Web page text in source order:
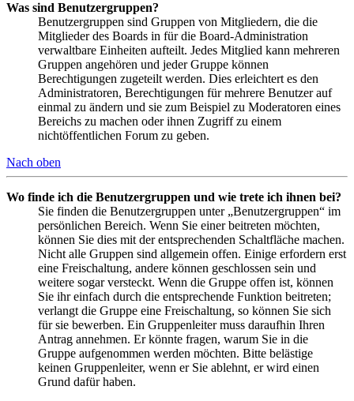
Was sind Benutzergruppen?
Benutzergruppen sind Gruppen von Mitgliedern, die die
Mitglieder des Boards in für die Board-Administration
verwaltbare Einheiten aufteilt. Jedes Mitglied kann mehreren
Gruppen angehören und jeder Gruppe können
Berechtigungen zugeteilt werden. Dies erleichtert es den
Administratoren, Berechtigungen für mehrere Benutzer auf
einmal zu ändern und sie zum Beispiel zu Moderatoren eines
Bereichs zu machen oder ihnen Zugriff zu einem
nichtöffentlichen Forum zu geben.
Nach oben
Wo finde ich die Benutzergruppen und wie trete ich ihnen bei?
Sie finden die Benutzergruppen unter „Benutzergruppen“ im
persönlichen Bereich. Wenn Sie einer beitreten möchten,
können Sie dies mit der entsprechenden Schaltfläche machen.
Nicht alle Gruppen sind allgemein offen. Einige erfordern erst
eine Freischaltung, andere können geschlossen sein und
weitere sogar versteckt. Wenn die Gruppe offen ist, können
Sie ihr einfach durch die entsprechende Funktion beitreten;
verlangt die Gruppe eine Freischaltung, so können Sie sich
für sie bewerben. Ein Gruppenleiter muss daraufhin Ihren
Antrag annehmen. Er könnte fragen, warum Sie in die
Gruppe aufgenommen werden möchten. Bitte belästige
keinen Gruppenleiter, wenn er Sie ablehnt, er wird einen
Grund dafür haben.